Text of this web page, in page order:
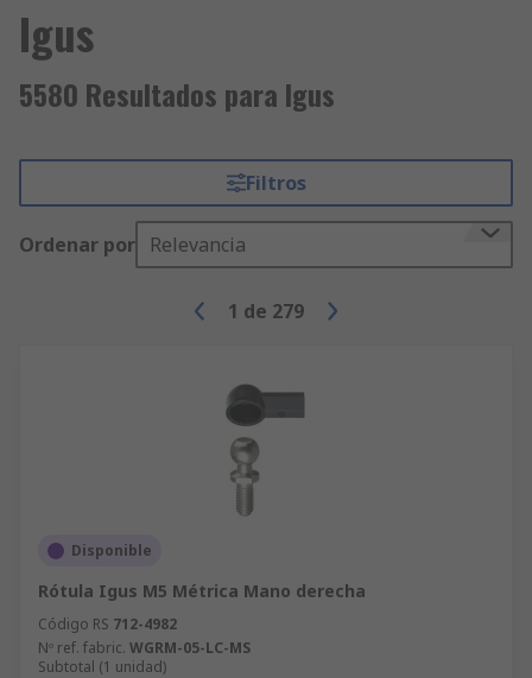
Igus
5580 Resultados para Igus
Filtros
Ordenar por Relevancia
1 de 279
Disponible
Rótula Igus M5 Métrica Mano derecha
Código RS 712-4982
Nº ref. fabric. WGRM-05-LC-MS
Subtotal (1 unidad)